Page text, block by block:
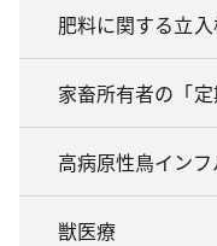
肥料に関する立
家畜所有者の「定
高病原性鳥イン
獣医療